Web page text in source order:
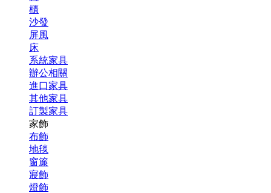
櫃
沙發
屏風
床
系統家具
辦公相關
進口家具
其他家具
訂製家具
家飾
布飾
地毯
窗簾
寢飾
燈飾